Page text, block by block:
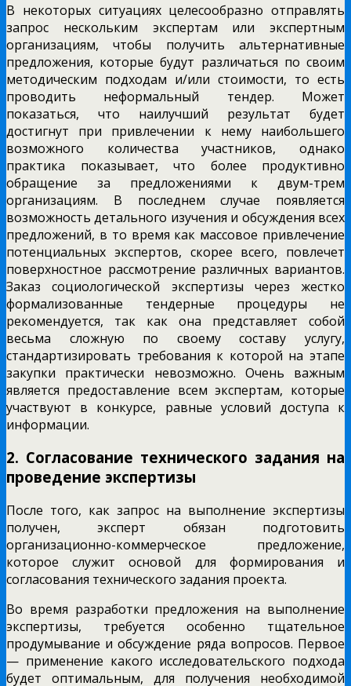
В некоторых ситуациях целесообразно отправлять
запрос нескольким экспертам или экспертным
организациям, чтобы получить альтернативные
предложения, которые будут различаться по своим
методическим подходам и/или стоимости, то есть
проводить неформальный тендер. Может
показаться, что наилучший результат будет
достигнут при привлечении к нему наибольшего
возможного количества участников, однако
практика показывает, что более продуктивно
обращение за предложениями к двум-трем
организациям. В последнем случае появляется
возможность детального изучения и обсуждения всех
предложений, в то время как массовое привлечение
потенциальных экспертов, скорее всего, повлечет
поверхностное рассмотрение различных вариантов.
Заказ социологической экспертизы через жестко
формализованные тендерные процедуры не
рекомендуется, так как она представляет собой
весьма сложную по своему составу услугу,
стандартизировать требования к которой на этапе
закупки практически невозможно. Очень важным
является предоставление всем экспертам, которые
участвуют в конкурсе, равные условий доступа к
информации.
2. Согласование технического задания на
проведение экспертизы
После того, как запрос на выполнение экспертизы
получен, эксперт обязан подготовить
организационно-коммерческое предложение,
которое служит основой для формирования и
согласования технического задания проекта.
Во время разработки предложения на выполнение
экспертизы, требуется особенно тщательное
продумывание и обсуждение ряда вопросов. Первое
— применение какого исследовательского подхода
будет оптимальным, для получения необходимой